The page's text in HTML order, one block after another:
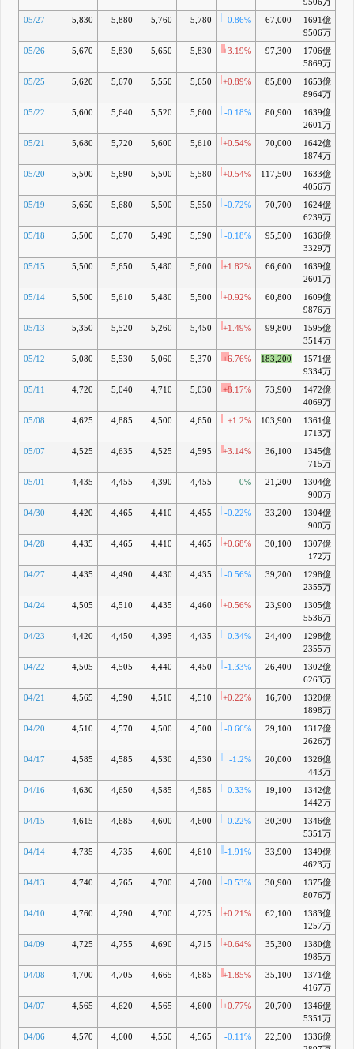
05/27
5,830 5,880 5,760 5,780 -0.86% 67,000
1691億
9506万
05/26 5,670 5,830 5,650 5,830 +3.19% 97,300
1706億
5869万
05/25 5,620 5,670 5,550 5,650 +0.89% 85,800
1653億
8964万
05/22 5,600 5,640 5,520 5,600 -0.18% 80,900
1639億
2601万
05/21 5,680 5,720 5,600 5,610 +0.54% 70,000
1642億
1874万
05/20 5,500 5,690 5,500 5,580 +0.54% 117,500
1633億
4056万
05/19 5,650 5,680 5,500 5,550 -0.72% 70,700
1624億
6239万
05/18 5,500 5,670 5,490 5,590 -0.18% 95,500
1636億
3329万
05/15 5,500 5,650 5,480 5,600 +1.82% 66,600
1639億
2601万
05/14 5,500 5,610 5,480 5,500 +0.92% 60,800
1609億
9876万
05/13 5,350 5,520 5,260 5,450 +1.49% 99,800
1595億
3514万
05/12 5,080 5,530 5,060 5,370 +6.76% 183,200
1571億
9334万
05/11 4,720 5,040 4,710 5,030 +8.17% 73,900
1472億
4069万
05/08 4,625 4,885 4,500 4,650 +1.2% 103,900
1361億
1713万
05/07 4,525 4,635 4,525 4,595 +3.14% 36,100
1345億
715万
05/01 4,435 4,455 4,390 4,455 0% 21,200
1304億
900万
04/30 4,420 4,465 4,410 4,455 -0.22% 33,200
1304億
900万
04/28 4,435 4,465 4,410 4,465 +0.68% 30,100
1307億
172万
04/27 4,435 4,490 4,430 4,435 -0.56% 39,200
1298億
2355万
04/24 4,505 4,510 4,435 4,460 +0.56% 23,900
1305億
5536万
04/23 4,420 4,450 4,395 4,435 -0.34% 24,400
1298億
2355万
04/22 4,505 4,505 4,440 4,450 -1.33% 26,400
1302億
6263万
04/21 4,565 4,590 4,510 4,510 +0.22% 16,700
1320億
1898万
04/20 4,510 4,570 4,500 4,500 -0.66% 29,100
1317億
2626万
04/17 4,585 4,585 4,530 4,530 -1.2% 20,000
1326億
443万
04/16 4,630 4,650 4,585 4,585 -0.33% 19,100
1342億
1442万
04/15 4,615 4,685 4,600 4,600 -0.22% 30,300
1346億
5351万
04/14 4,735 4,735 4,600 4,610 -1.91% 33,900
1349億
4623万
04/13 4,740 4,765 4,700 4,700 -0.53% 30,900
1375億
8076万
04/10 4,760 4,790 4,700 4,725 +0.21% 62,100
1383億
1257万
04/09 4,725 4,755 4,690 4,715 +0.64% 35,300
1380億
1985万
04/08 4,700 4,705 4,665 4,685 +1.85% 35,100
1371億
4167万
04/07 4,565 4,620 4,565 4,600 +0.77% 20,700
1346億
5351万
04/06 4,570 4,600 4,550 4,565 -0.11% 22,500
1336億